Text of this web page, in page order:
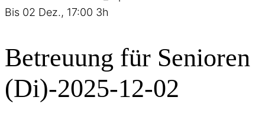
Bis 02 Dez., 17:00 3h
Betreuung für Senioren
(Di)-2025-12-02